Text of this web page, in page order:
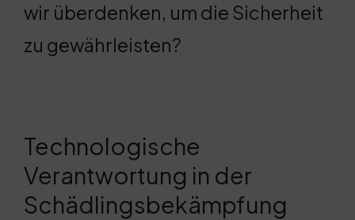
wir überdenken, um die Sicherheit
zu gewährleisten?
Technologische
Verantwortung in der
Schädlingsbekämpfung